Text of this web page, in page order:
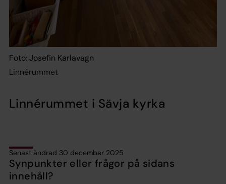
Foto: Josefin Karlavagn
Linnérummet
Linnérummet i Sävja kyrka
Senast ändrad 30 december 2025
Synpunkter eller frågor på sidans
innehåll?